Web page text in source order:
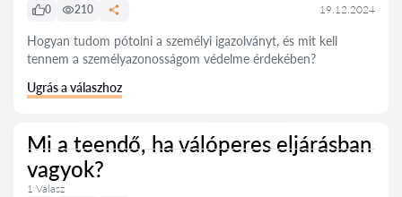
0
210 19.12.2024
Hogyan tudom pótolni a személyi igazolványt, és mit kell
tennem a személyazonosságom védelme érdekében?
Ugrás a válaszhoz
Mi a teendő, ha válóperes eljárásban
vagyok?
1 Válasz